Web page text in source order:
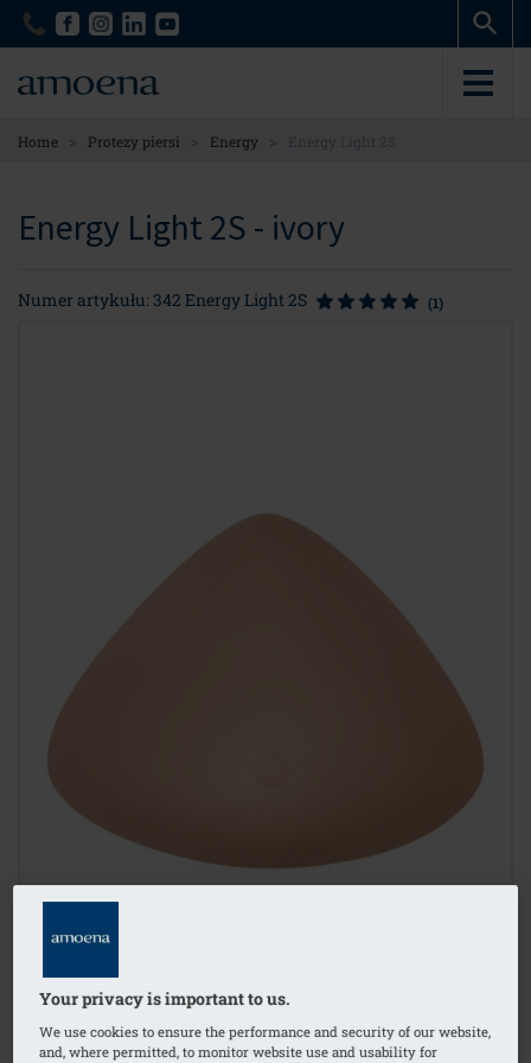
Skip
content
Skip
content
Home > Protezy piersi > Energy >
Energy Light 2S - ivory
Numer artykułu: 342 Energy Light 2S (1)
1/4
Your privacy is important to us.
We use cookies to ensure the performance and security of our website,
and, where permitted, to monitor website use and usability for